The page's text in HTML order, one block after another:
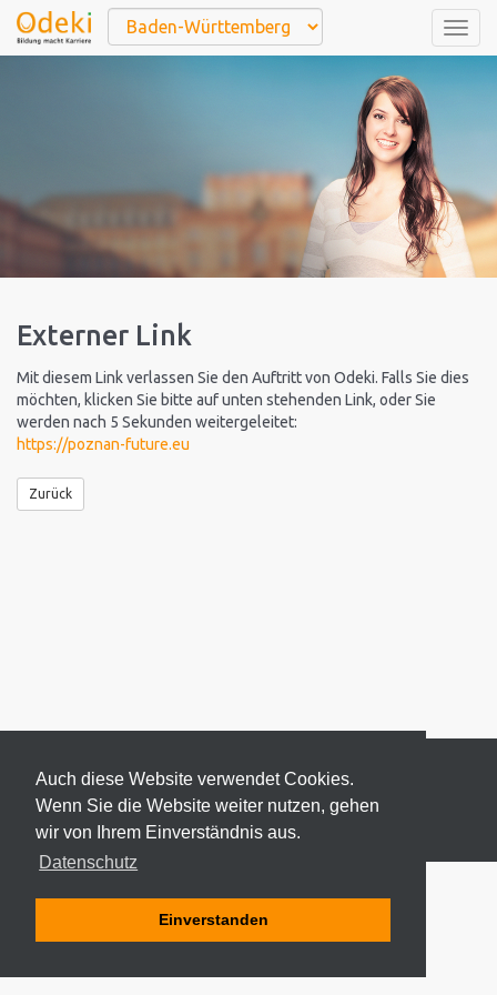
Auch diese Website verwendet Cookies.
Wenn Sie die Website weiter nutzen, gehen
wir von Ihrem Einverständnis aus.
Datenschutz
Einverstanden
Externer Link
Mit diesem Link verlassen Sie den Auftritt von Odeki. Falls Sie dies
möchten, klicken Sie bitte auf unten stehenden Link, oder Sie
werden nach 5 Sekunden weitergeleitet:
https://poznan-future.eu
Zurück
© 2026 ODEKI - ALLE RECHTE VORBEHALTEN